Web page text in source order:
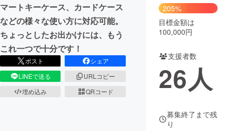
マートキーケース、カードケース
などの様々な使い方に対応可能。
ちょっとしたお出かけには、もう
これ一つで十分です！
ポスト
シェア
LINEで送る
URLコピー
埋め込み
QRコード
205%
目標金額は
100,000円
支援者数
26人
募集終了まで残
り